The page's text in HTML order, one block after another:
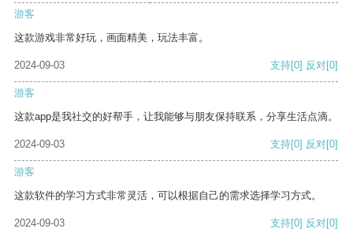
游客
这款游戏非常好玩，画面精美，玩法丰富。
2024-09-03 支持[0] 反对[0]
游客
这款app是我社交的好帮手，让我能够与朋友保持联系，分享生活点滴。
2024-09-03 支持[0] 反对[0]
游客
这款软件的学习方式非常灵活，可以根据自己的需求选择学习方式。
2024-09-03 支持[0] 反对[0]